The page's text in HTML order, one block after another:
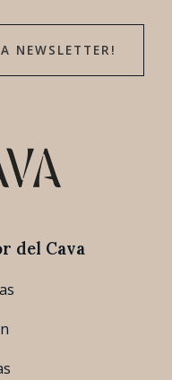
NEWSLETTER!
del Cava